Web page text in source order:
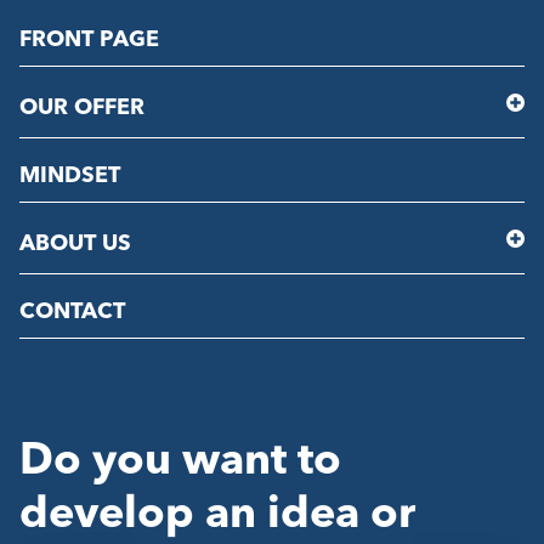
FRONT PAGE
OUR OFFER
MINDSET
ABOUT US
CONTACT
Do you want to
develop an idea or